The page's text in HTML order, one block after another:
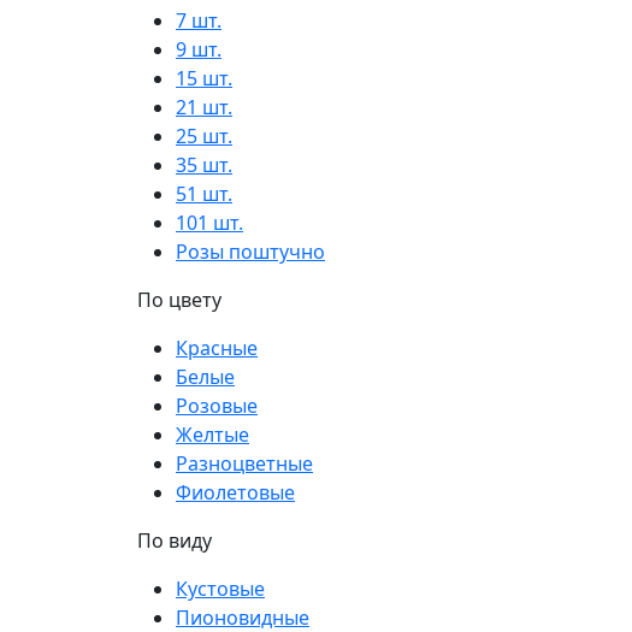
7 шт.
9 шт.
15 шт.
21 шт.
25 шт.
35 шт.
51 шт.
101 шт.
Розы поштучно
По цвету
Красные
Белые
Розовые
Желтые
Разноцветные
Фиолетовые
По виду
Кустовые
Пионовидные